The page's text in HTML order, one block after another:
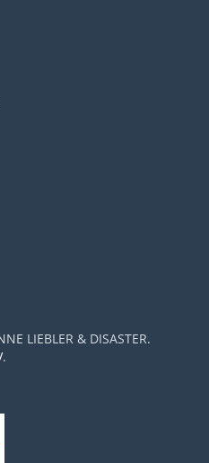
LIEBLER & DISASTER.
.